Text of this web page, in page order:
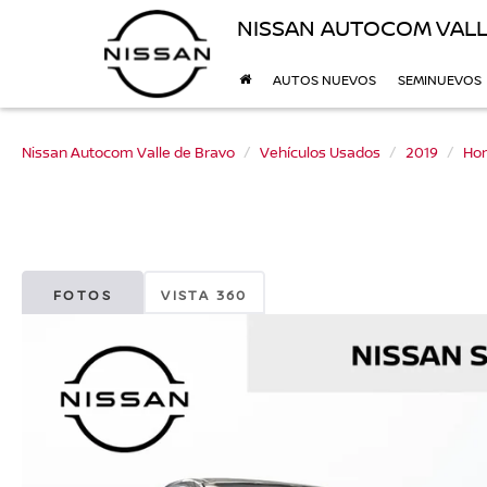
NISSAN AUTOCOM
AUTOS NUEVOS SEMINUEVOS
Nissan Autocom Valle de Bravo Vehículos Usados 2019
FOTOS VISTA 360